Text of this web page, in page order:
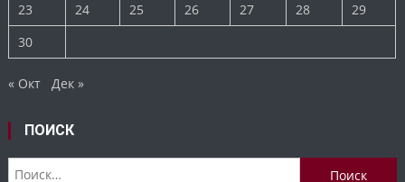
23
24 25 26 27 28
29
30
« Окт Дек »
ПОИСК
Найти: